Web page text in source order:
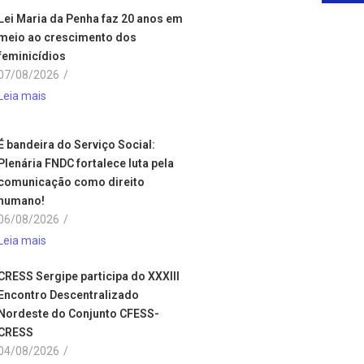
Maria da Penha faz 20 anos em
ao crescimento dos
08/2026 /
mais
bandeira do Serviço Social:
FNDC fortalece luta pela
como direito
08/2026 /
mais
Sergipe participa do XXXIII
Descentralizado
do Conjunto CFESS-
08/2026 /